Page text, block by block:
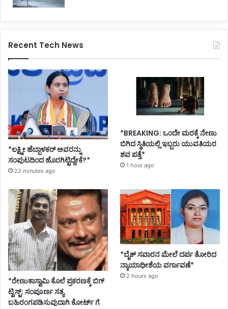
Recent Tech News
*ಲಕ್ಷ್ಮೀ ಹೆಬ್ಬಾಳಕರ್ ಅವರನ್ನು
ಸಂಪುಟದಿಂದ ಹೊರಗಿಟ್ಟಿದ್ದೇಕೆ?*
22 minutes ago
*BREAKING: ಒಂದೇ ಮರಕ್ಕೆ ನೇಣು
ಬಿಗಿದ ಸ್ಥಿತಿಯಲ್ಲಿ ಇಬ್ಬರು ಯುವತಿಯರ
ಶವ ಪತ್ತೆ*
1 hour ago
*ರೇಣುಕಾಸ್ವಾಮಿ ಕೊಲೆ ಪ್ರಕರಣಕ್ಕೆ ಬಿಗ್
ಟ್ವಿಸ್ಟ್: ಸಂಪೂರ್ಣ ಸತ್ಯ
ಬಹಿರಂಗಪಡಿಸುವುದಾಗಿ ಕೋರ್ಟ್ ಗೆ
*ಬೈಕ್ ಸವಾರನ ಮೇಲೆ ದರ್ಪ ತೋರಿದ
ನ್ಯಾಯಾಧೀಶೆಯ ವರ್ಗಾವಣೆ*
2 hours ago